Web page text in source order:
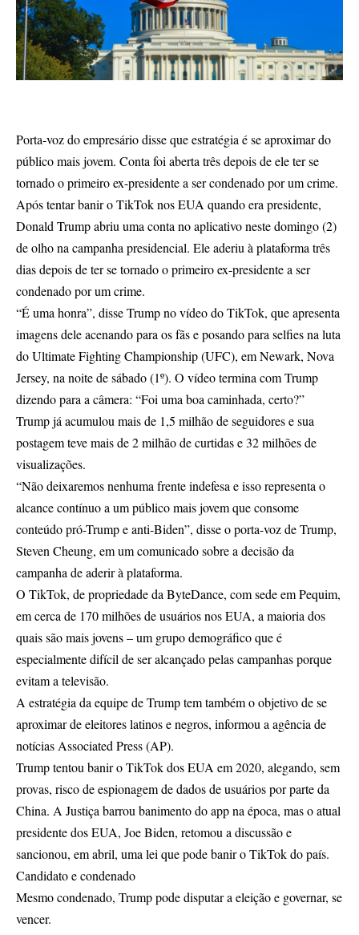
Porta-voz do empresário disse que estratégia é se aproximar do
público mais jovem. Conta foi aberta três depois de ele ter se
tornado o primeiro ex-presidente a ser condenado por um crime.
Após tentar banir o TikTok nos EUA quando era presidente,
Donald Trump abriu uma conta no aplicativo neste domingo (2)
de olho na campanha presidencial. Ele aderiu à plataforma três
dias depois de ter se tornado o primeiro ex-presidente a ser
condenado por um crime.
“É uma honra”, disse Trump no vídeo do TikTok, que apresenta
imagens dele acenando para os fãs e posando para selfies na luta
do Ultimate Fighting Championship (UFC), em Newark, Nova
Jersey, na noite de sábado (1º). O vídeo termina com Trump
dizendo para a câmera: “Foi uma boa caminhada, certo?”
Trump já acumulou mais de 1,5 milhão de seguidores e sua
postagem teve mais de 2 milhão de curtidas e 32 milhões de
visualizações.
“Não deixaremos nenhuma frente indefesa e isso representa o
alcance contínuo a um público mais jovem que consome
conteúdo pró-Trump e anti-Biden”, disse o porta-voz de Trump,
Steven Cheung, em um comunicado sobre a decisão da
campanha de aderir à plataforma.
O TikTok, de propriedade da ByteDance, com sede em Pequim,
em cerca de 170 milhões de usuários nos EUA, a maioria dos
quais são mais jovens – um grupo demográfico que é
especialmente difícil de ser alcançado pelas campanhas porque
evitam a televisão.
A estratégia da equipe de Trump tem também o objetivo de se
aproximar de eleitores latinos e negros, informou a agência de
notícias Associated Press (AP).
Trump tentou banir o TikTok dos EUA em 2020, alegando, sem
provas, risco de espionagem de dados de usuários por parte da
China. A Justiça barrou banimento do app na época, mas o atual
presidente dos EUA, Joe Biden, retomou a discussão e
sancionou, em abril, uma lei que pode banir o TikTok do país.
Candidato e condenado
Mesmo condenado, Trump pode disputar a eleição e governar, se
vencer.